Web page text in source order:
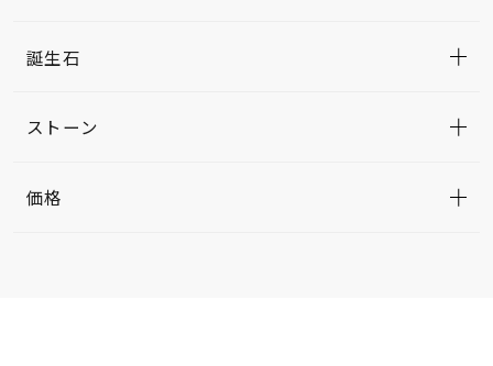
誕生石
ストーン
価格